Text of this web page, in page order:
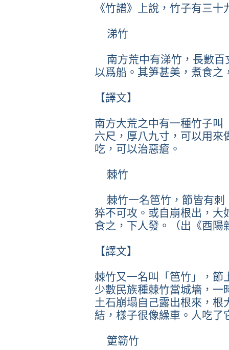
《竹譜》上說，竹子有三十
涕竹
南方荒中有涕竹，長數百
以爲船。其笋甚美，煮食之
【譯文】
南方大荒之中有一種竹子叫
六尺，厚八九寸，可以用來
吃，可以治惡瘡。
棘竹
棘竹一名笆竹，節皆有刺
猝不可攻。或自崩根出，大
食之，下人發。（出《酉陽
【譯文】
棘竹又一名叫「笆竹」，節
少數民族種棘竹當城墻，一
土石崩塌自己露出根來，根
結，樣子很像繰車。人吃了
筻簕竹